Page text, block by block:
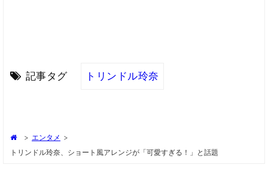
記事タグ トリンドル玲奈
> エンタメ >
トリンドル玲奈、ショート風アレンジが「可愛すぎる！」と話題